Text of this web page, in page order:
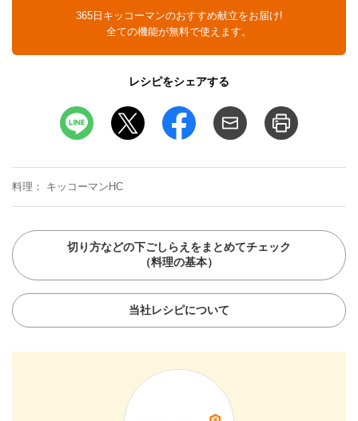
365日キッコーマンのおすすめ献立をお届け!
全ての機能が無料で使えます。
レシピをシェアする
料理 キッコーマンHC
切り方などの下ごしらえをまとめてチェック
（料理の基本）
当社レシピについて